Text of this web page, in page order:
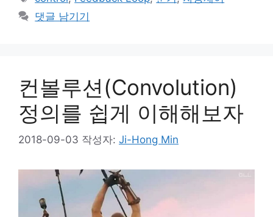
리
그
댓글 남기기
컨볼루션(Convolution)
정의를 쉽게 이해해보자
2018-09-03 작성자: Ji-Hong Min